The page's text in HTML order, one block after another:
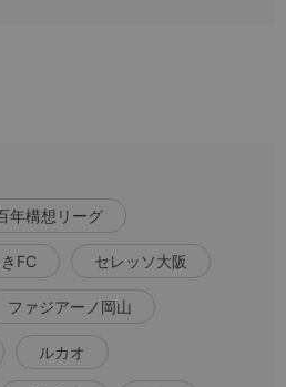
年構想リーグ
FC セレッソ大阪
ファジアーノ岡山
ルカオ